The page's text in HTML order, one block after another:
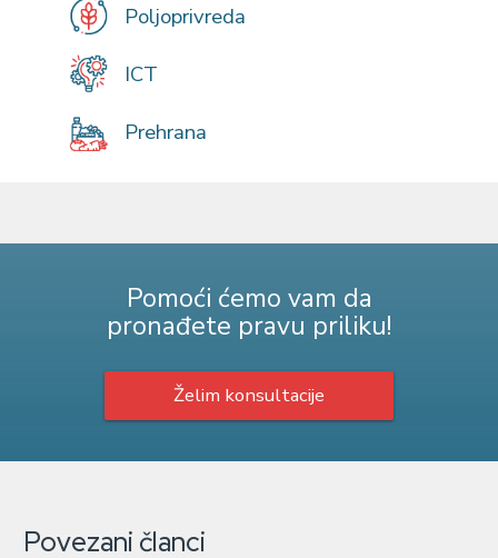
Poljoprivreda
ICT
Prehrana
Pomoći ćemo vam da
pronađete pravu priliku!
Želim konsultacije
Povezani članci